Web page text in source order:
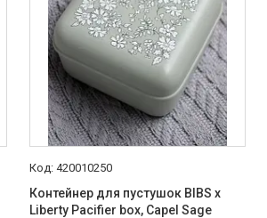
420010250
Контейнер для пустушок BIBS x
Liberty Pacifier box, Capel Sage